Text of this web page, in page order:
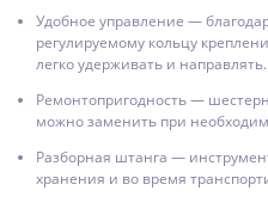
Удобное управление —
регулируемому кольцу
легко удерживать и направлять.
Ремонтопригодность —
можно заменить при
Разборная штанга —
хранения и во время